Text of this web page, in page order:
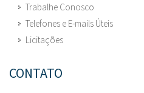
Trabalhe Conosco
Telefones e E-mails Úteis
Licitações
CONTATO